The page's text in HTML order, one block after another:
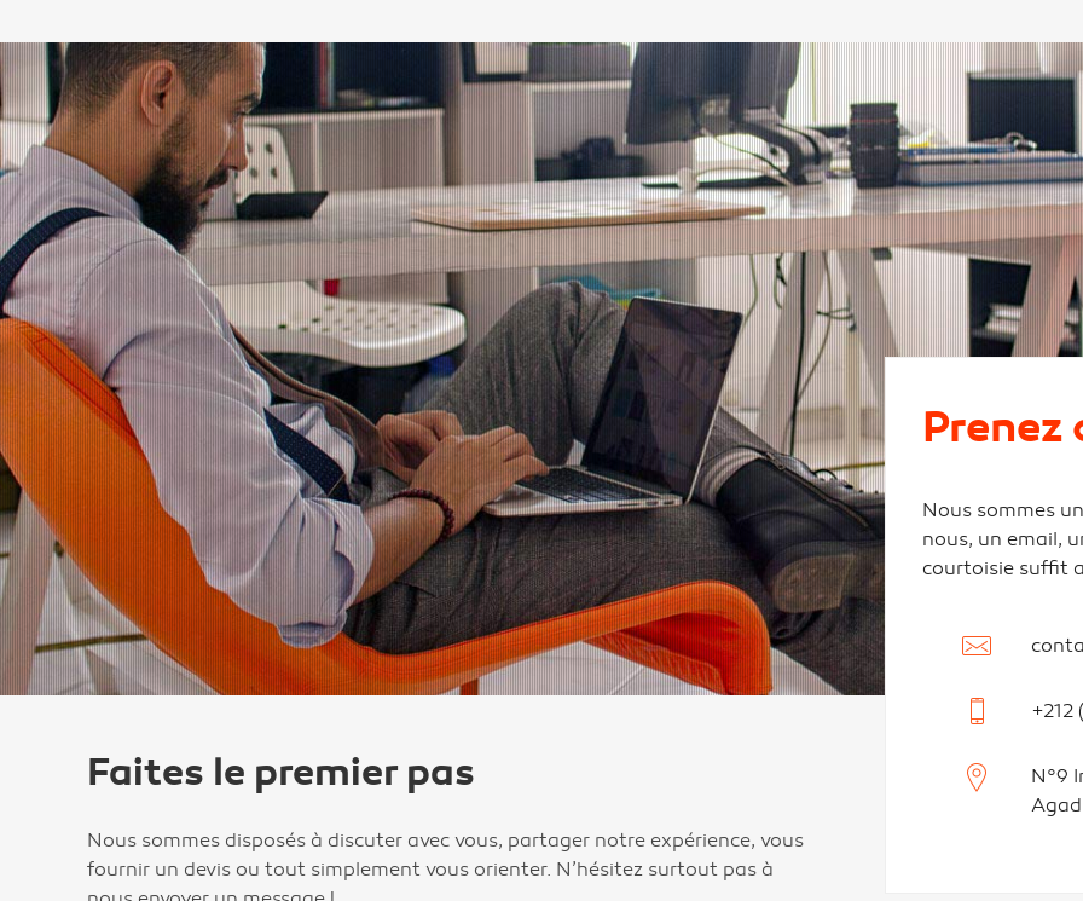
Nous sommes
nous, un email,
courtoisie suffit
+212
N°9
Faites le premier pas
Nous sommes disposés à discuter avec vous, partager notre expérience, vous
fournir un devis ou tout simplement vous orienter. N’hésitez surtout pas à